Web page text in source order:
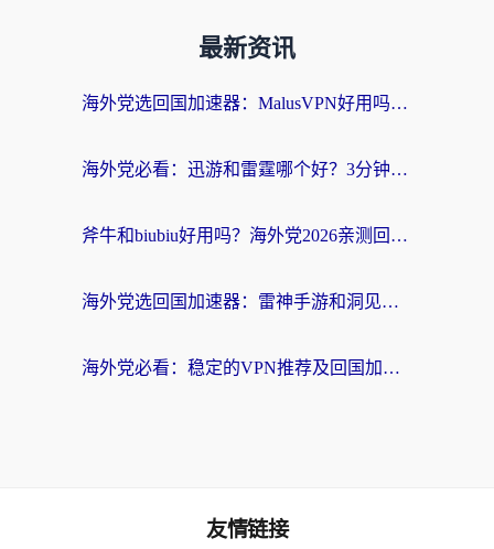
最新资讯
海外党选回国加速器：MalusVPN好用吗？和快帆VPN哪个好？附真实对比与避坑指南
海外党必看：迅游和雷霆哪个好？3分钟教你选对回国加速器，无缝刷国内剧玩手游
斧牛和biubiu好用吗？海外党2026亲测回国加速器指南，附番茄加速器深度体验
海外党选回国加速器：雷神手游和洞见哪个好？附iPhone免费VPN推荐及ChickCNUfunR实测
海外党必看：稳定的VPN推荐及回国加速器选择全攻略——告别地域限制，轻松刷国内资源
友情链接